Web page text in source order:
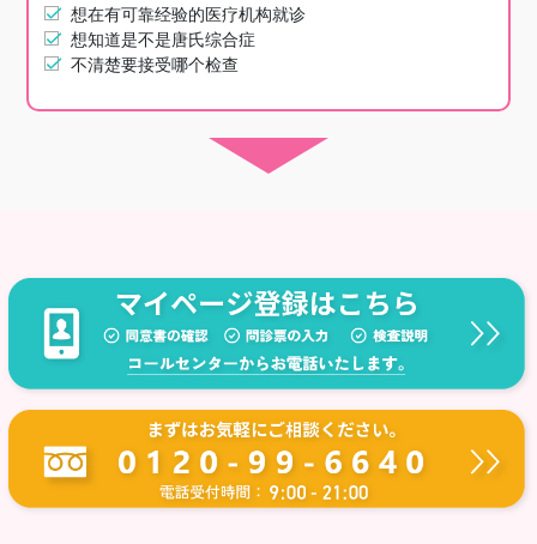
想在有可靠经验的医疗机构就诊
想知道是不是唐氏综合症
不清楚要接受哪个检查